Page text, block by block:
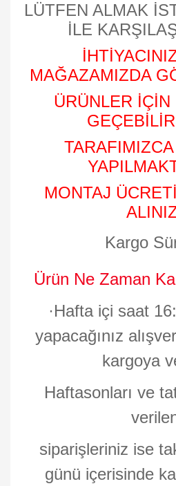
LÜTFEN ALMAK
İLE
MAĞAZAMIZDA
ÜRÜNLER
MONTAJ
Kargo
Ürün Ne Zaman
·Hafta içi saat
yapacağınız
kargoya
Haftasonları ve
siparişleriniz ise
günü içerisinde